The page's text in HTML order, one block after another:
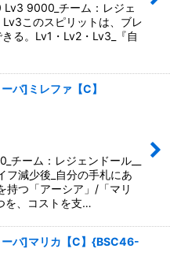
9000_チーム：レジェ
Lv3このスピリットは、ブレ
る。Lv1・Lv2・Lv3_『自
バ]ミレファ【C】
ーム：レジェンドール__
フ減少後_自分の手札にあ
持つ「アーシア」/「マリ
を、コストを支…
バ]マリカ【C】{BSC46-